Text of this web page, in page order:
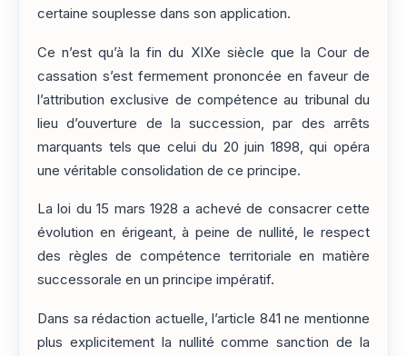
certaine souplesse dans son application.
Ce n’est qu’à la fin du XIXe siècle que la Cour de
cassation s’est fermement prononcée en faveur de
l’attribution exclusive de compétence au tribunal du
lieu d’ouverture de la succession, par des arrêts
marquants tels que celui du 20 juin 1898, qui opéra
une véritable consolidation de ce principe.
La loi du 15 mars 1928 a achevé de consacrer cette
évolution en érigeant, à peine de nullité, le respect
des règles de compétence territoriale en matière
successorale en un principe impératif.
Dans sa rédaction actuelle, l’article 841 ne mentionne
plus explicitement la nullité comme sanction de la